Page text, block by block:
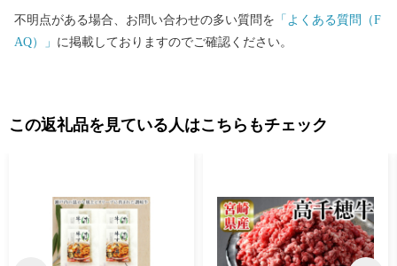
不明点がある場合、お問い合わせの多い質問を 「よくある質問（F
AQ）」 に掲載しておりますのでご確認ください。
この返礼品を見ている人はこちらもチェック